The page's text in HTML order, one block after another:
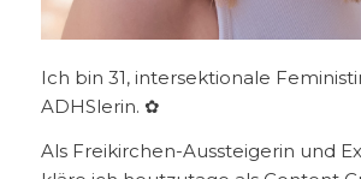
Ich bin 31, intersektionale
ADHSlerin. ✿
Als Freikirchen-Aussteigerin und